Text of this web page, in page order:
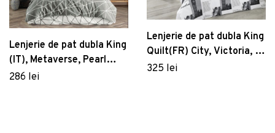
Lenjerie de pat dubla King
(IT), Metaverse, Pearl
Home, Bumbac Ranforce
286 lei
Lenjerie de pat dubla King
Quilt(FR) City, Victoria, 3
piese, 240x220 cm,
325 lei